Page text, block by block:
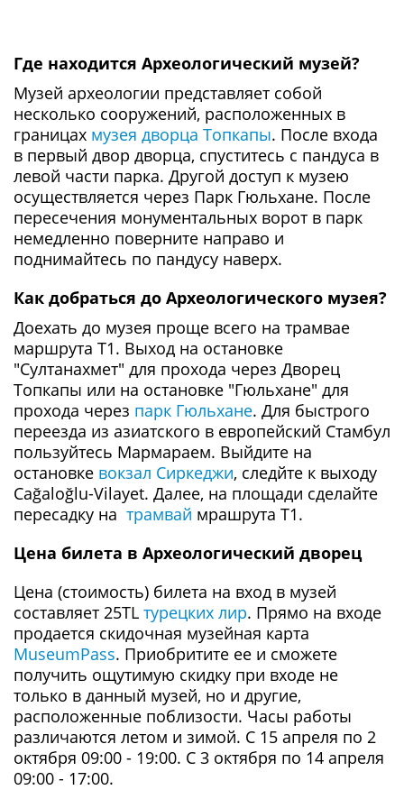
Где находится Археологический музей?
Музей археологии представляет собой
несколько сооружений, расположенных в
границах музея дворца Топкапы. После входа
в первый двор дворца, спуститесь с пандуса в
левой части парка. Другой доступ к музею
осуществляется через Парк Гюльхане. После
пересечения монументальных ворот в парк
немедленно поверните направо и
поднимайтесь по пандусу наверх.
Как добраться до Археологического музея?
Доехать до музея проще всего на трамвае
маршрута Т1. Выход на остановке
"Султанахмет" для прохода через Дворец
Топкапы или на остановке "Гюльхане" для
прохода через парк Гюльхане. Для быстрого
переезда из азиатского в европейский Стамбул
пользуйтесь Мармараем. Выйдите на
остановке вокзал Сиркеджи, следйте к выходу
Cağaloğlu-Vilayet. Далее, на площади сделайте
пересадку на трамвай мрашрута Т1.
Цена билета в Археологический дворец
Цена (стоимость) билета на вход в музей
составляет 25TL турецких лир. Прямо на входе
продается скидочная музейная карта
MuseumPass. Приобритите ее и сможете
получить ощутимую скидку при входе не
только в данный музей, но и другие,
расположенные поблизости. Часы работы
различаются летом и зимой. С 15 апреля по 2
октября 09:00 - 19:00. С 3 октября по 14 апреля
09:00 - 17:00.